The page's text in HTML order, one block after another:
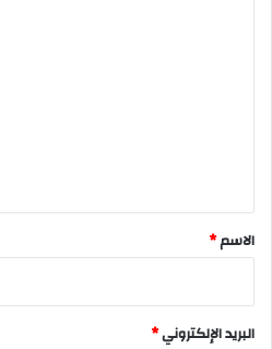
*
الاسم*
البريد الإلكتروني*